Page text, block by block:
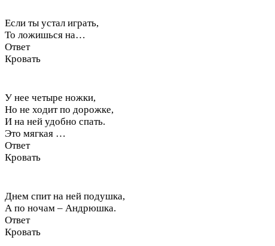
Если ты устал играть,
То ложишься на…
Ответ
Кровать
У нее четыре ножки,
Но не ходит по дорожке,
И на ней удобно спать.
Это мягкая …
Ответ
Кровать
Днем спит на ней подушка,
А по ночам – Андрюшка.
Ответ
Кровать